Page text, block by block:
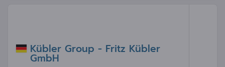
Kübler Group - Fritz Kübler
GmbH